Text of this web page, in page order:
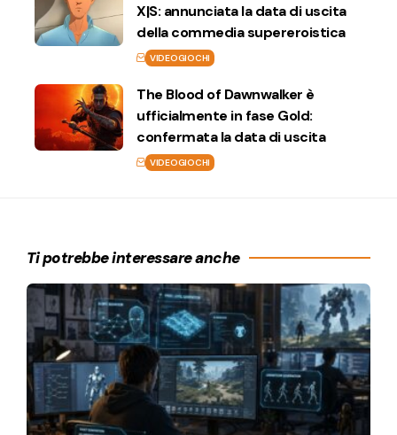
X|S: annunciata la data di uscita
della commedia supereroistica
VIDEOGIOCHI
The Blood of Dawnwalker è
ufficialmente in fase Gold:
confermata la data di uscita
VIDEOGIOCHI
Ti potrebbe interessare anche